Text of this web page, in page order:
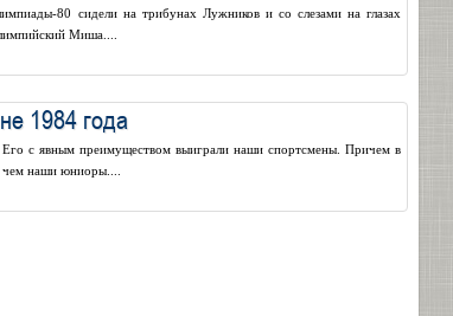
80 сидели на трибунах Лужников и со слезами на глазах
Миша....
1984 года
с явным преимуществом выиграли наши спортсмены. Причем в
чем наши юниоры....